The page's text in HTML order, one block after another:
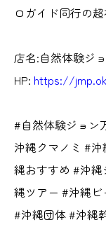
ロガイド同行の
店名:自然体験ジ
HP: https://
#自然体験ジョン
沖縄クマノミ #
縄おすすめ #沖
縄ツアー #沖縄
#沖縄団体 #沖縄